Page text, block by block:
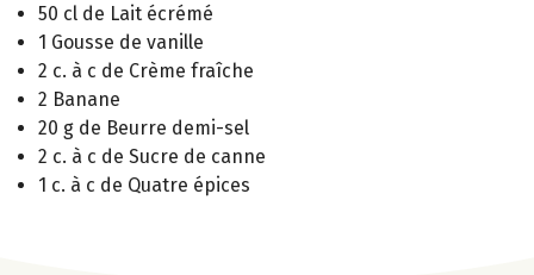
50 cl de Lait écrémé
1 Gousse de vanille
2 c. à c de Crème fraîche
2 Banane
20 g de Beurre demi-sel
2 c. à c de Sucre de canne
1 c. à c de Quatre épices